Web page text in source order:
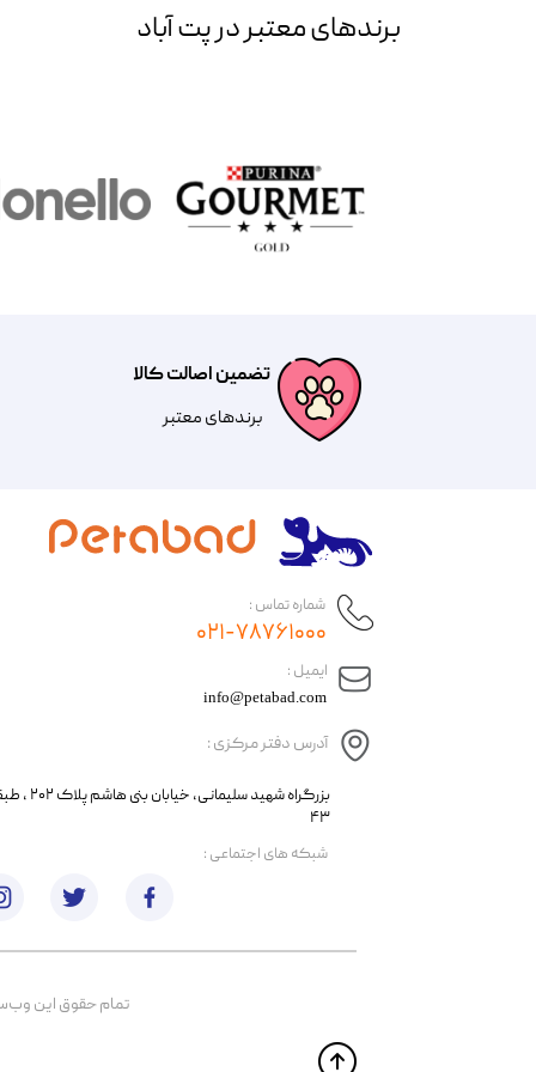
برند‌های معتبر در پت آباد
تضمین اصالت کالا
​​برندهای معتبر​​​​​​​
​ایمیل :
آدرس دفتر مرکزی :
info@petabad.com
​​بزرگراه شهید
۴۳
شماره تماس :
۰۲۱-۷۸۷۶۱۰۰۰
تمام حقوق اين
​شبکه های اجتماعی :